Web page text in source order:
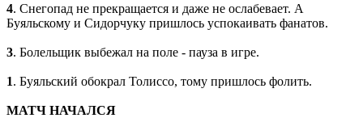
4. Снегопад не прекращается и даже не ослабевает. А
Буяльскому и Сидорчуку пришлось успокаивать фанатов.
3. Болельщик выбежал на поле - пауза в игре.
1. Буяльский обокрал Толиссо, тому пришлось фолить.
МАТЧ НАЧАЛСЯ